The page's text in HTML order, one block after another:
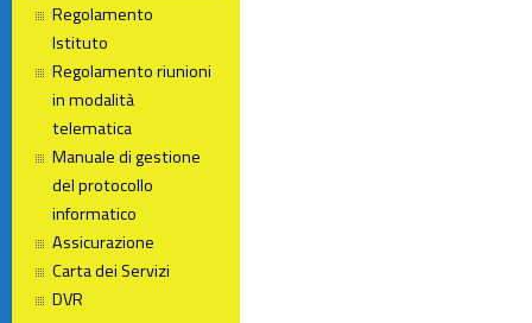
Regolamento
Istituto
Regolamento riunioni
in modalità
telematica
Manuale di gestione
del protocollo
informatico
Assicurazione
Carta dei Servizi
DVR